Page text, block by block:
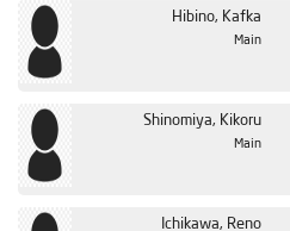
Hibino, Kafka
Main
Shinomiya, Kikoru
Main
Ichikawa, Reno